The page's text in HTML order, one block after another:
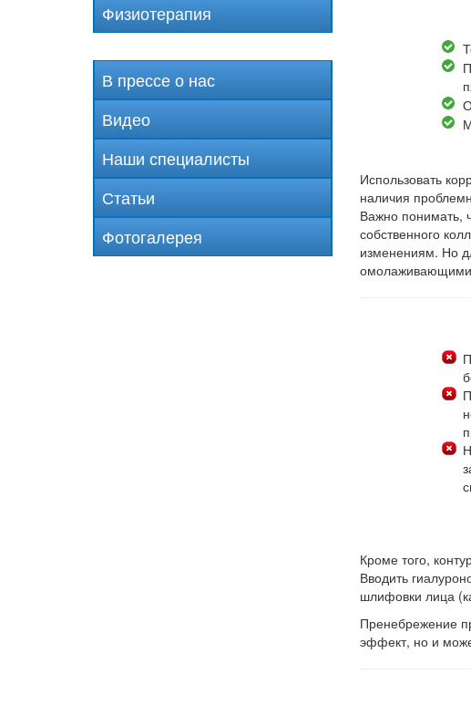
Физиотерапия
В прессе о нас
Видео
Наши специалисты
Статьи
Фотогалерея
Использовать
наличия
Важно понимать,
собственного
изменениям. Но
Кроме того,
Вводить
шлифовки лица
Пренебрежение
эффект, но и